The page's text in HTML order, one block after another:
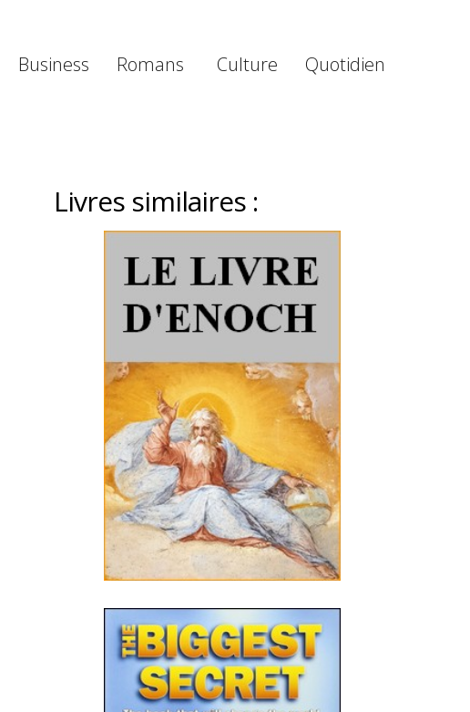
Business Romans Culture Quotidien
Livres similaires :